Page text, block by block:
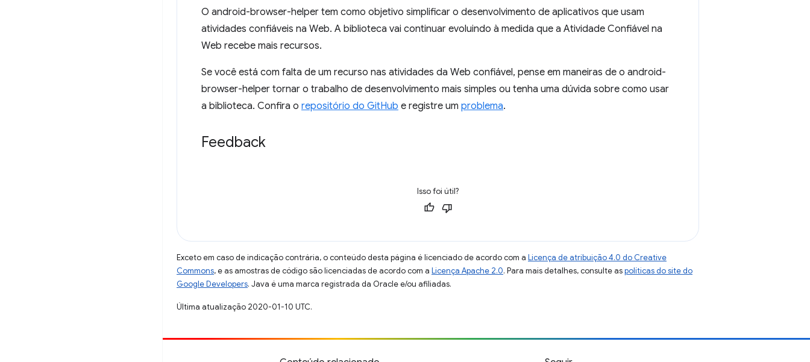
O android-browser-helper tem como objetivo simplificar o desenvolvimento de aplicativos que usam
atividades confiáveis na Web. A biblioteca vai continuar evoluindo à medida que a Atividade Confiável na
Web recebe mais recursos.
Se você está com falta de um recurso nas atividades da Web confiável, pense em maneiras de o android-
browser-helper tornar o trabalho de desenvolvimento mais simples ou tenha uma dúvida sobre como usar
a biblioteca. Confira o repositório do GitHub e registre um problema.
Feedback
Isso foi útil?
Exceto em caso de indicação contrária, o conteúdo desta página é licenciado de acordo com a Licença de atribuição 4.0 do Creative
Commons, e as amostras de código são licenciadas de acordo com a Licença Apache 2.0. Para mais detalhes, consulte aspolíticas do site do
Google Developers. Java é uma marca registrada da Oracle e/ou afiliadas.
Última atualização 2020-01-10 UTC.